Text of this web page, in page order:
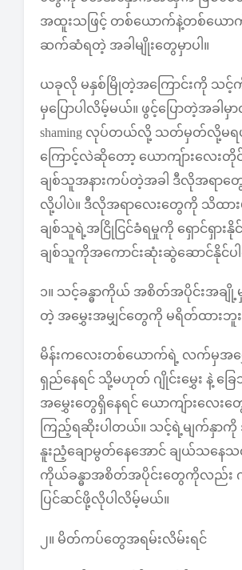
အထူးသဖြင့် တစ်ယောက်နဲ့တစ်ယေ
ဆက်ဆံရတဲ့ အခါမျိုးတွေမှာပါ။
ယခုလို မနှစ်မြိုတဲ့အကြောင်းကို သင့်ကိုဖွ
မှပြောပါလိမ့်မယ်။ ဖွင့်ပြောတဲ့အခါမှ
shaming လုပ်တယ်လို့ သတ်မှတ်လို့မရပ
ကြောင့်လဲဆိုတော့ ယောကျ်ားလေး
ချစ်သူအနားကပ်တဲ့အခါ ဒီလိုအရာ
လို့ပါပဲ။ ဒီလိုအရာလေးတွေကို သိထား
ချစ်သူရဲ့အငြိုငြင်ခံရမှုကို ရှောင်ရှားနိုင်
ချစ်သူကိုအကောင်းဆုံးဆွဲဆောင်နိုင်ပ
၁။ သင့်ခန္ဓာကိုယ် အစိတ်အပိုင်းအချို့
တဲ့ အမွှေးအမျှင်တွေကို မရိတ်ထားဘူး
မိန်းကလေးတစ်ယောက်ရဲ့ လက်မှအမွှ
ရှည်နေရင် သို့မဟုတ် ဂျိုင်းမွှေး နဲ့ ခြ
အမွှေးတွေရှိနေရင် ယောကျ်ားလေးတွ
ကြည့်ရဆိုးပါတယ်။ သင့်ရဲ့မျက်နှာကို
နူးညံ့ချောမွတ်နေအောင် ချယ်သနေသ
ကိုယ်ခန္ဓာအစိတ်အပိုင်းတွေကိုလည်း
ပြင်ဆင်ဖို့လိုပါလိမ့်မယ်။
၂။ မိတ်ကပ်တွေအရမ်းလိမ်းရင်